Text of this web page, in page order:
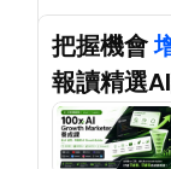
把握機會
報讀精選